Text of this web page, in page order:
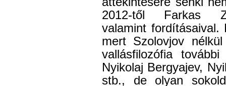
2012-től Farkas
valamint fordításaival.
mert Szolovjov
vallásfilozófia
Nyikolaj Bergyajev,
stb., de olyan